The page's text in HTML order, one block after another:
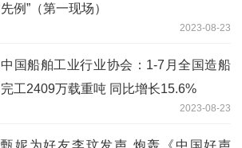
先例”（第一现场）
2023-08-23
中国船舶工业行业协会：1-7月全国造船
完工2409万载重吨 同比增长15.6%
2023-08-23
甄妮为好友李玟发声 炮轰《中国好声